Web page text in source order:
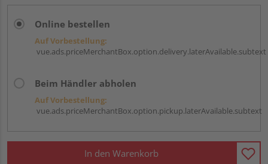
Online bestellen
Auf Vorbestellung:
vue.ads.priceMerchantBox.option.delivery.laterAvailable.subtext
Beim Händler abholen
Auf Vorbestellung:
vue.ads.priceMerchantBox.option.pickup.laterAvailable.subtext
In den Warenkorb